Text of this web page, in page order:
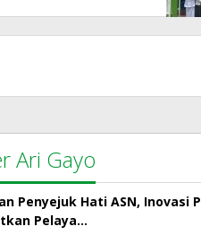
Ari Gayo
Penyejuk Hati ASN, Inovasi
Pelaya…